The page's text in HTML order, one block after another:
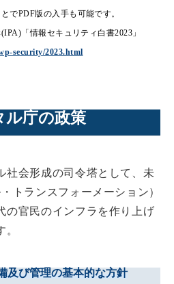
でPDF版の入手も可能です。
「情報セキュリティ白書2023」
security/2023.html
ル庁の政策
社会形成の司令塔として、未
トランスフォーメーション）
の官民のインフラを作り上げ
及び管理の基本的な方針